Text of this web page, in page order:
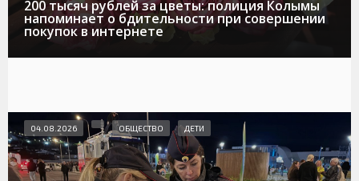
200 тысяч рублей за цветы: полиция Колымы
напоминает о бдительности при совершении
покупок в интернете
04.08.2026 ОБЩЕСТВО ДЕТИ